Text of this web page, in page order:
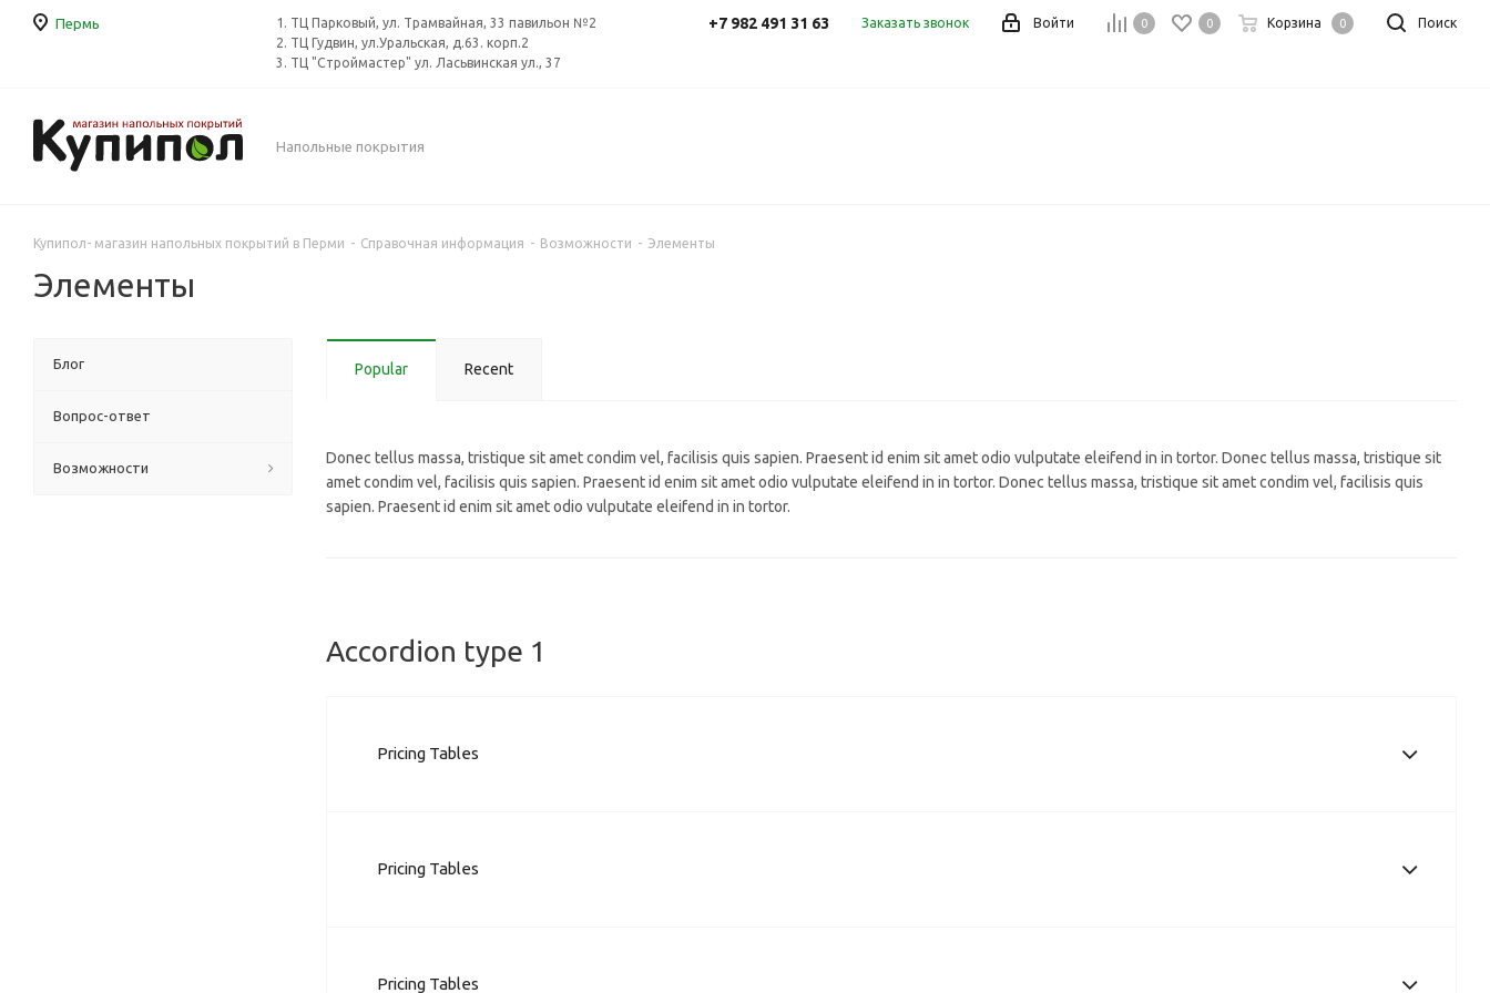
Пермь
1. ТЦ Парковый, ул. Трамвайная, 33 павильон №2
2. ТЦ Гудвин, ул.Уральская, д.63. корп.2
3. ТЦ "Строймастер" ул. Ласьвинская ул., 37
Поиск
0 0 Корзина 0
Войти
+7 982 491 31 63 Заказать звонок
Напольные покрытия
Купипол- магазин напольных покрытий в Перми - Справочная информация - Возможности - Элементы
Элементы
Popular Recent
Donec tellus massa, tristique sit amet condim vel, facilisis quis sapien. Praesent id enim sit amet odio vulputate eleifend in in tortor. Donec tellus massa, tristique sit
amet condim vel, facilisis quis sapien. Praesent id enim sit amet odio vulputate eleifend in in tortor. Donec tellus massa, tristique sit amet condim vel, facilisis quis
sapien. Praesent id enim sit amet odio vulputate eleifend in in tortor.
Accordion type 1
Pricing Tables
Pricing Tables
Pricing Tables
Блог
Вопрос-ответ
Возможности